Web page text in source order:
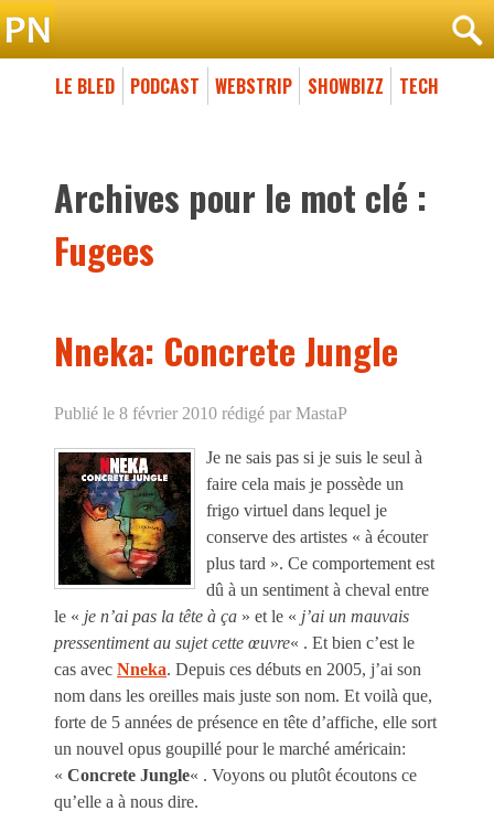
LE BLED PODCAST WEBSTRIP SHOWBIZZ TECH
Archives pour le mot clé :
Fugees
Nneka: Concrete Jungle
Publié le 8 février 2010 rédigé par MastaP
Je ne sais pas si je suis le seul à
faire cela mais je possède un
frigo virtuel dans lequel je
conserve des artistes « à écouter
plus tard ». Ce comportement est
dû à un sentiment à cheval entre
le « je n’ai pas la tête à ça » et le « j’ai un mauvais
pressentiment au sujet cette œuvre« . Et bien c’est le
cas avec Nneka. Depuis ces débuts en 2005, j’ai son
nom dans les oreilles mais juste son nom. Et voilà que,
forte de 5 années de présence en tête d’affiche, elle sort
un nouvel opus goupillé pour le marché américain:
« Concrete Jungle« . Voyons ou plutôt écoutons ce
qu’elle a à nous dire.